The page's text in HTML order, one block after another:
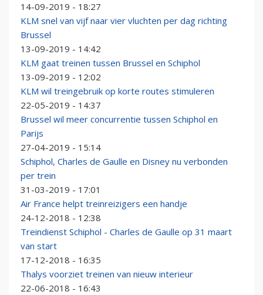
14-09-2019 - 18:27
KLM snel van vijf naar vier vluchten per dag richting
Brussel
13-09-2019 - 14:42
KLM gaat treinen tussen Brussel en Schiphol
13-09-2019 - 12:02
KLM wil treingebruik op korte routes stimuleren
22-05-2019 - 14:37
Brussel wil meer concurrentie tussen Schiphol en
Parijs
27-04-2019 - 15:14
Schiphol, Charles de Gaulle en Disney nu verbonden
per trein
31-03-2019 - 17:01
Air France helpt treinreizigers een handje
24-12-2018 - 12:38
Treindienst Schiphol - Charles de Gaulle op 31 maart
van start
17-12-2018 - 16:35
Thalys voorziet treinen van nieuw interieur
22-06-2018 - 16:43